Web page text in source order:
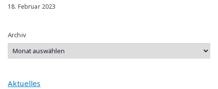
18. Februar 2023
Archiv
Aktuelles